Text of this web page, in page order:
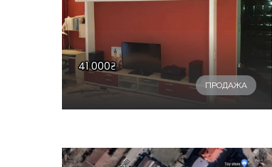
41 000₴
ПРОДАЖА